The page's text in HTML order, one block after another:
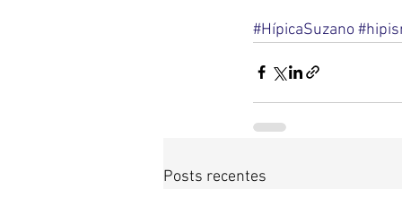
#HípicaSuzano
Posts recentes